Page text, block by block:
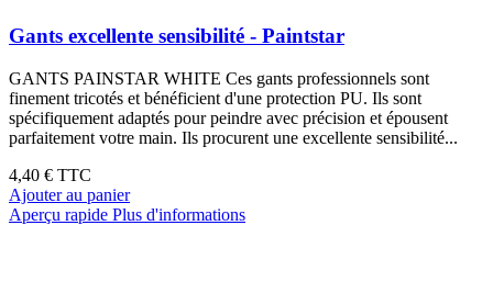
Gants excellente sensibilité - Paintstar
GANTS PAINSTAR WHITE Ces gants professionnels sont
finement tricotés et bénéficient d'une protection PU. Ils sont
spécifiquement adaptés pour peindre avec précision et épousent
parfaitement votre main. Ils procurent une excellente sensibilité...
4,40 € TTC
Ajouter au panier
Aperçu rapide Plus d'informations